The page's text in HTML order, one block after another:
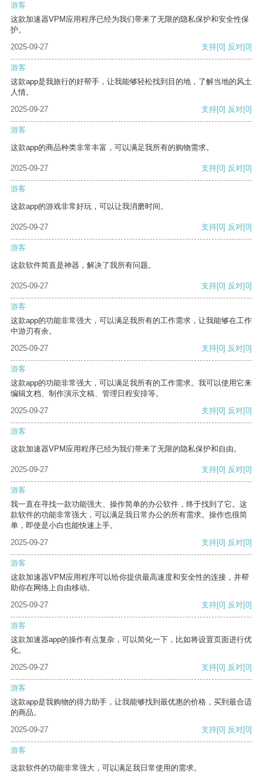
游客
这款加速器VPM应用程序已经为我们带来了无限的隐私保护和安全性保
护。
2025-09-27
支持[0] 反对[0]
游客
这款app是我旅行的好帮手，让我能够轻松找到目的地，了解当地的风土
人情。
2025-09-27
支持[0] 反对[0]
游客
这款app的商品种类非常丰富，可以满足我所有的购物需求。
2025-09-27 支持[0] 反对[0]
游客
这款app的游戏非常好玩，可以让我消磨时间。
2025-09-27 支持[0] 反对[0]
游客
这款软件简直是神器，解决了我所有问题。
2025-09-27 支持[0] 反对[0]
游客
这款app的功能非常强大，可以满足我所有的工作需求，让我能够在工作
中游刃有余。
2025-09-27
支持[0] 反对[0]
游客
这款app的功能非常强大，可以满足我所有的工作需求。我可以使用它来
编辑文档、制作演示文稿、管理日程安排等。
2025-09-27
支持[0] 反对[0]
游客
这款加速器VPM应用程序已经为我们带来了无限的隐私保护和自由。
2025-09-27 支持[0] 反对[0]
游客
我一直在寻找一款功能强大、操作简单的办公软件，终于找到了它。这
款软件的功能非常强大，可以满足我日常办公的所有需求。操作也很简
单，即使是小白也能快速上手。
2025-09-27
支持[0] 反对[0]
游客
这款加速器VPM应用程序可以给你提供最高速度和安全性的连接，并帮
助你在网络上自由移动。
2025-09-27
支持[0] 反对[0]
游客
这款加速器app的操作有点复杂，可以简化一下，比如将设置页面进行优
化。
2025-09-27
支持[0] 反对[0]
游客
这款app是我购物的得力助手，让我能够找到最优惠的价格，买到最合适
的商品。
2025-09-27
支持[0] 反对[0]
游客
这款软件的功能非常强大，可以满足我日常使用的需求。